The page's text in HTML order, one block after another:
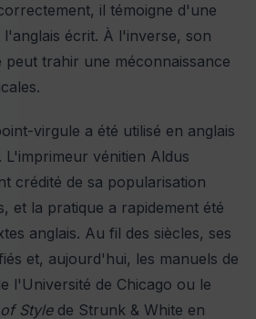
il témoigne d'une
l'anglais écrit. À l'inverse, son
peut trahir une méconnaissance
virgule a été utilisé en anglais
L'imprimeur vénitien Aldus
crédité de sa popularisation
et la pratique a rapidement été
anglais. Au fil des siècles, ses
et, aujourd'hui, les manuels de
l'Université de Chicago ou le
Stylede Strunk & White en